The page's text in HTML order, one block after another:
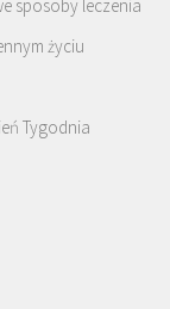
sposoby leczenia
życiu
Tygodnia